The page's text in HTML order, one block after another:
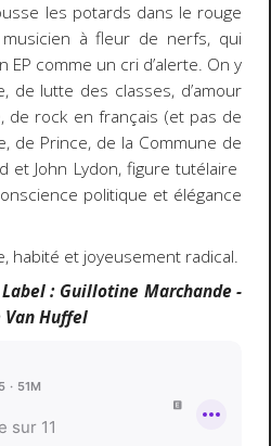
les potards dans le rouge
à fleur de nerfs, qui
EP comme un cri d’alerte. On y
de lutte des classes, d’amour
de rock en français (et pas de
de Prince, de la Commune de
et John Lydon, figure tutélaire
politique et élégance
habité et joyeusement radical.
: Guillotine Marchande -
Van Huffel